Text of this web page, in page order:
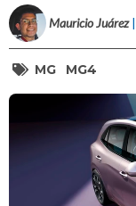
Mauricio Juárez
MG MG4